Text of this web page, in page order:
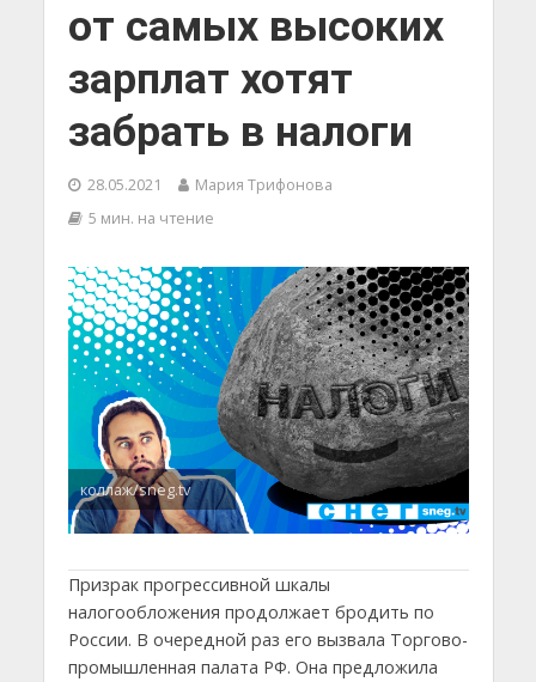
от самых высоких
зарплат хотят
забрать в налоги
28.05.2021
Мария Трифонова
5 мин. на чтение
коллаж/sneg.tv
Призрак прогрессивной шкалы
налогообложения продолжает бродить по
России. В очередной раз его вызвала Торгово-
промышленная палата РФ. Она предложила